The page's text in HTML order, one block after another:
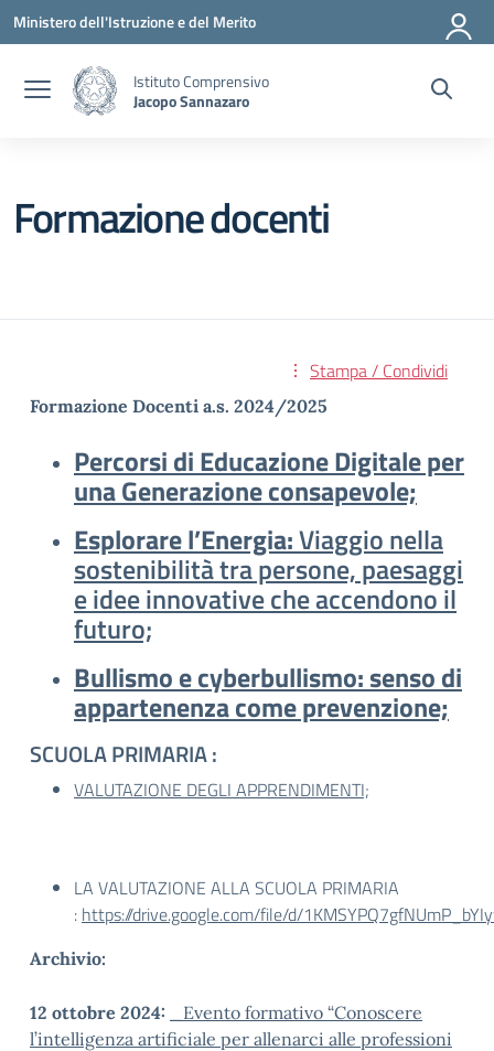
Vai ai contenuti
Vai al menu di navigazione
Vai al footer
Ministero dell'Istruzione e del Merito
Istituto Comprensivo
Jacopo Sannazaro
Formazione docenti
Stampa / Condividi
Formazione Docenti a.s. 2024/2025
Percorsi diEducazioneDigitaleper
una Generazione consapevole;
Esplorarel’Energia:Viaggio nella
sostenibilità tra persone, paesaggi
e idee innovative che accendono il
futuro;
Bullismo e cyberbullismo: senso di
appartenenza come prevenzione;
SCUOLA PRIMARIA :
VALUTAZIONE DEGLI APPRENDIMENTI;
LA VALUTAZIONE ALLA SCUOLA PRIMARIA
: https://drive.google.com/file/d/
Archivio:
12 ottobre 2024:
_Evento formativo “Conoscere
l’intelligenza artificiale per allenarci alle professioni